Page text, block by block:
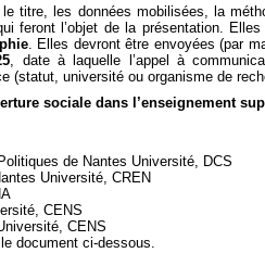
titre, les données mobilisées, la
feront l’objet de la présentation.
. Elles devront être envoyées (par
, date à laquelle l’appel à
(statut, université ou organisme de
sociale dans l’enseignement
de Nantes Université, DCS
Université, CREN
CENS
CENS
document ci-dessous.